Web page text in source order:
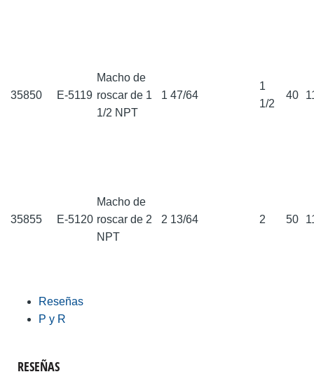
35850 E-5119
Macho de
roscar de 1
1/2 NPT
1 47/64
1
1/2
40
35855 E-5120
Macho de
roscar de 2
NPT
2 13/64 2 50
Reseñas
P y R